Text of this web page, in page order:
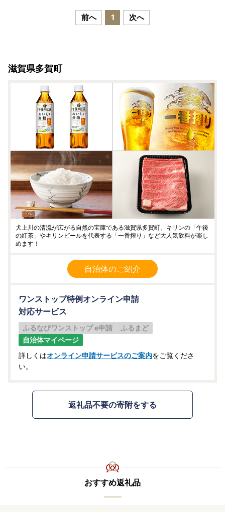
前へ 1 次へ
滋賀県多賀町
犬上川の清流が広がる自然の宝庫である滋賀県多賀町。キリンの「午後
の紅茶」やキリンビールを代表する「一番搾り」など大人気飲料が楽し
めます！
自治体のご紹介
ワンストップ特例オンライン申請
対応サービス
ふるなびワンストップ e申請
ふるまど
自治体マイページ
詳しくはオンライン申請サービスのご案内をご覧くださ
い。
返礼品不要の寄附をする
おすすめ返礼品